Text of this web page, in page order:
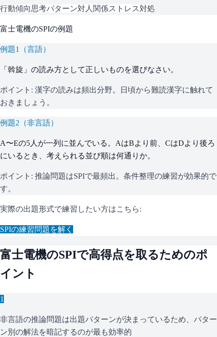
行動傾向思考パターン対人関係ストレス対処
富士電機のSPIの例題
例題1 （言語）
「斡旋」の読み方として正しいものを選びなさい。
ポイント: 漢字の読みは頻出分野。日頃から難読漢字に触れて
おきましょう。
例題2 （非言語）
A〜Eの5人が一列に並んでいる。AはBより前、CはDより後ろ
にいるとき、考えられる並び順は何通りか。
ポイント: 推論問題はSPIで最頻出。条件整理の練習が効果的で
す。
実際の出題形式で練習したい方はこちら:
SPIの練習問題を解く
富士電機のSPIで高得点を取るためのポ
イント
1
非言語の推論問題は出題パターンが決まっているため、パター
ン別の解法を暗記するのが最も効率的